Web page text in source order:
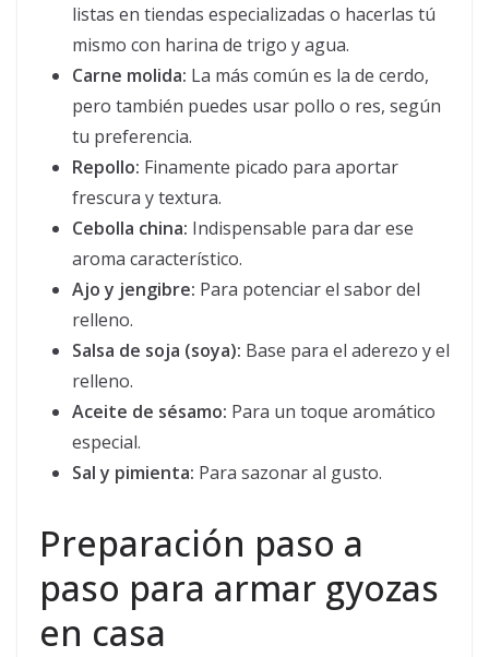
listas en tiendas especializadas o hacerlas tú
mismo con harina de trigo y agua.
Carne molida: La más común es la de cerdo,
pero también puedes usar pollo o res, según
tu preferencia.
Repollo: Finamente picado para aportar
frescura y textura.
Cebolla china: Indispensable para dar ese
aroma característico.
Ajo y jengibre: Para potenciar el sabor del
relleno.
Salsa de soja (soya): Base para el aderezo y el
relleno.
Aceite de sésamo: Para un toque aromático
especial.
Sal y pimienta: Para sazonar al gusto.
Preparación paso a
paso para armar gyozas
en casa